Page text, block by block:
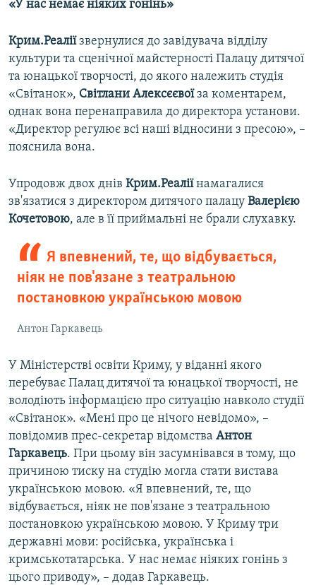
«У нас немає ніяких гонінь»
Крим.Реаліїзвернулися до завідувача відділу
культури та сценічної майстерності Палацу дитячої
та юнацької творчості, до якого належить студія
«Світанок», Світлани Алексєєвоїза коментарем,
однак вона перенаправила до директора установи.
«Директор регулює всі наші відносини з пресою», –
пояснила вона.
Упродовж двох днів Крим.Реаліїнамагалися
зв'язатися з директором дитячого палацу Валерією
Кочетовою, але в її приймальні не брали слухавку.
Я впевнений, те, що відбувається,
ніяк не пов'язане з театральною
постановкою українською мовою
Антон Гаркавець
У Міністерстві освіти Криму, у віданні якого
перебуває Палац дитячої та юнацької творчості, не
володіють інформацією про ситуацію навколо студії
«Світанок». «Мені про це нічого невідомо», –
повідомив прес-секретар відомства Антон
Гаркавець. При цьому він засумнівався в тому, що
причиною тиску на студію могла стати вистава
українською мовою. «Я впевнений, те, що
відбувається, ніяк не пов'язане з театральною
постановкою українською мовою. У Криму три
державні мови: російська, українська і
кримськотатарська. У нас немає ніяких гонінь з
цього приводу», – додав Гаркавець.